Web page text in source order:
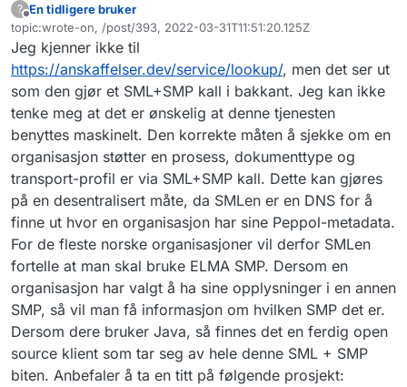
?
Frakoblet
En tidligere bruker
topic:wrote-on, /post/393, 2022-03-31T11:51:20.125Z
Sist endret av
Jeg kjenner ikke til
https://anskaffelser.dev/service/lookup/, men det ser ut
som den gjør et SML+SMP kall i bakkant. Jeg kan ikke
tenke meg at det er ønskelig at denne tjenesten
benyttes maskinelt. Den korrekte måten å sjekke om en
organisasjon støtter en prosess, dokumenttype og
transport-profil er via SML+SMP kall. Dette kan gjøres
på en desentralisert måte, da SMLen er en DNS for å
finne ut hvor en organisasjon har sine Peppol-metadata.
For de fleste norske organisasjoner vil derfor SMLen
fortelle at man skal bruke ELMA SMP. Dersom en
organisasjon har valgt å ha sine opplysninger i en annen
SMP, så vil man få informasjon om hvilken SMP det er.
Dersom dere bruker Java, så finnes det en ferdig open
source klient som tar seg av hele denne SML + SMP
biten. Anbefaler å ta en titt på følgende prosjekt: